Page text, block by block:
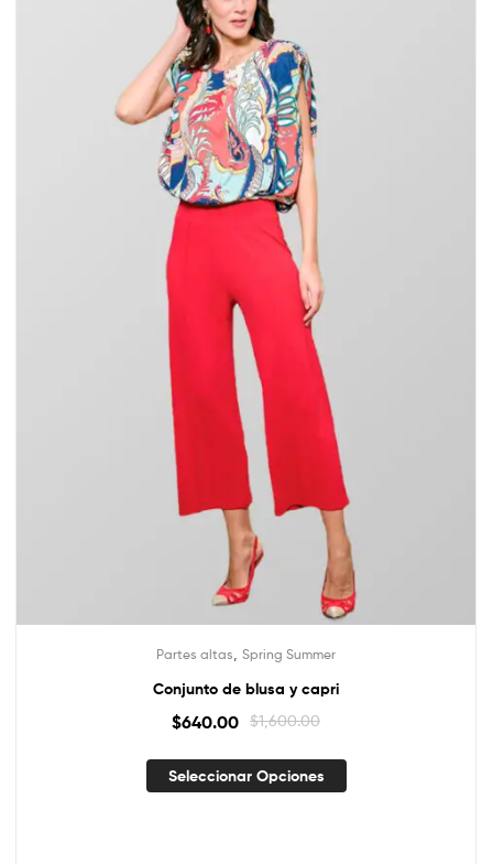
Partes altas Spring Summer
Conjunto de blusa y capri
$1,600.00
$640.00
Seleccionar Opciones